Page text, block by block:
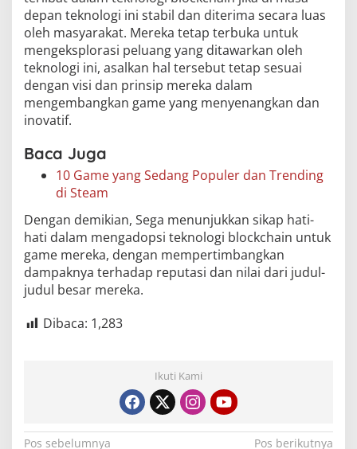
depan teknologi ini stabil dan diterima secara luas
oleh masyarakat. Mereka tetap terbuka untuk
mengeksplorasi peluang yang ditawarkan oleh
teknologi ini, asalkan hal tersebut tetap sesuai
dengan visi dan prinsip mereka dalam
mengembangkan game yang menyenangkan dan
inovatif.
Baca Juga
10 Game yang Sedang Populer dan Trending
di Steam
Dengan demikian, Sega menunjukkan sikap hati-
hati dalam mengadopsi teknologi blockchain untuk
game mereka, dengan mempertimbangkan
dampaknya terhadap reputasi dan nilai dari judul-
judul besar mereka.
Dibaca: 1,283
Ikuti Kami
Pos sebelumnya
Pos berikutnya